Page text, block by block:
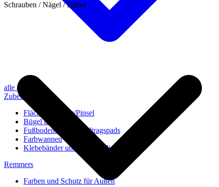
alle anzeigen
Zubehör
Flächenstreicher/Pinsel
Bügel und Rollen
Fußbodenbürsten/Auftragspads
Farbwannen
Klebebänder und Abdeckvlies
Remmers
Farben und Schutz für Außen
Schrauben / Nägel / Dübel